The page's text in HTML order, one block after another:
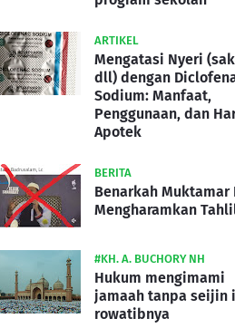
ARTIKEL
Mengatasi Nyeri
dll) dengan
Sodium: Manfaat,
Penggunaan, dan
Apotek
BERITA
Benarkah Muktamar
Mengharamkan
#KH. A. BUCHORY NH
Hukum mengimami
jamaah tanpa seijin
rowatibnya